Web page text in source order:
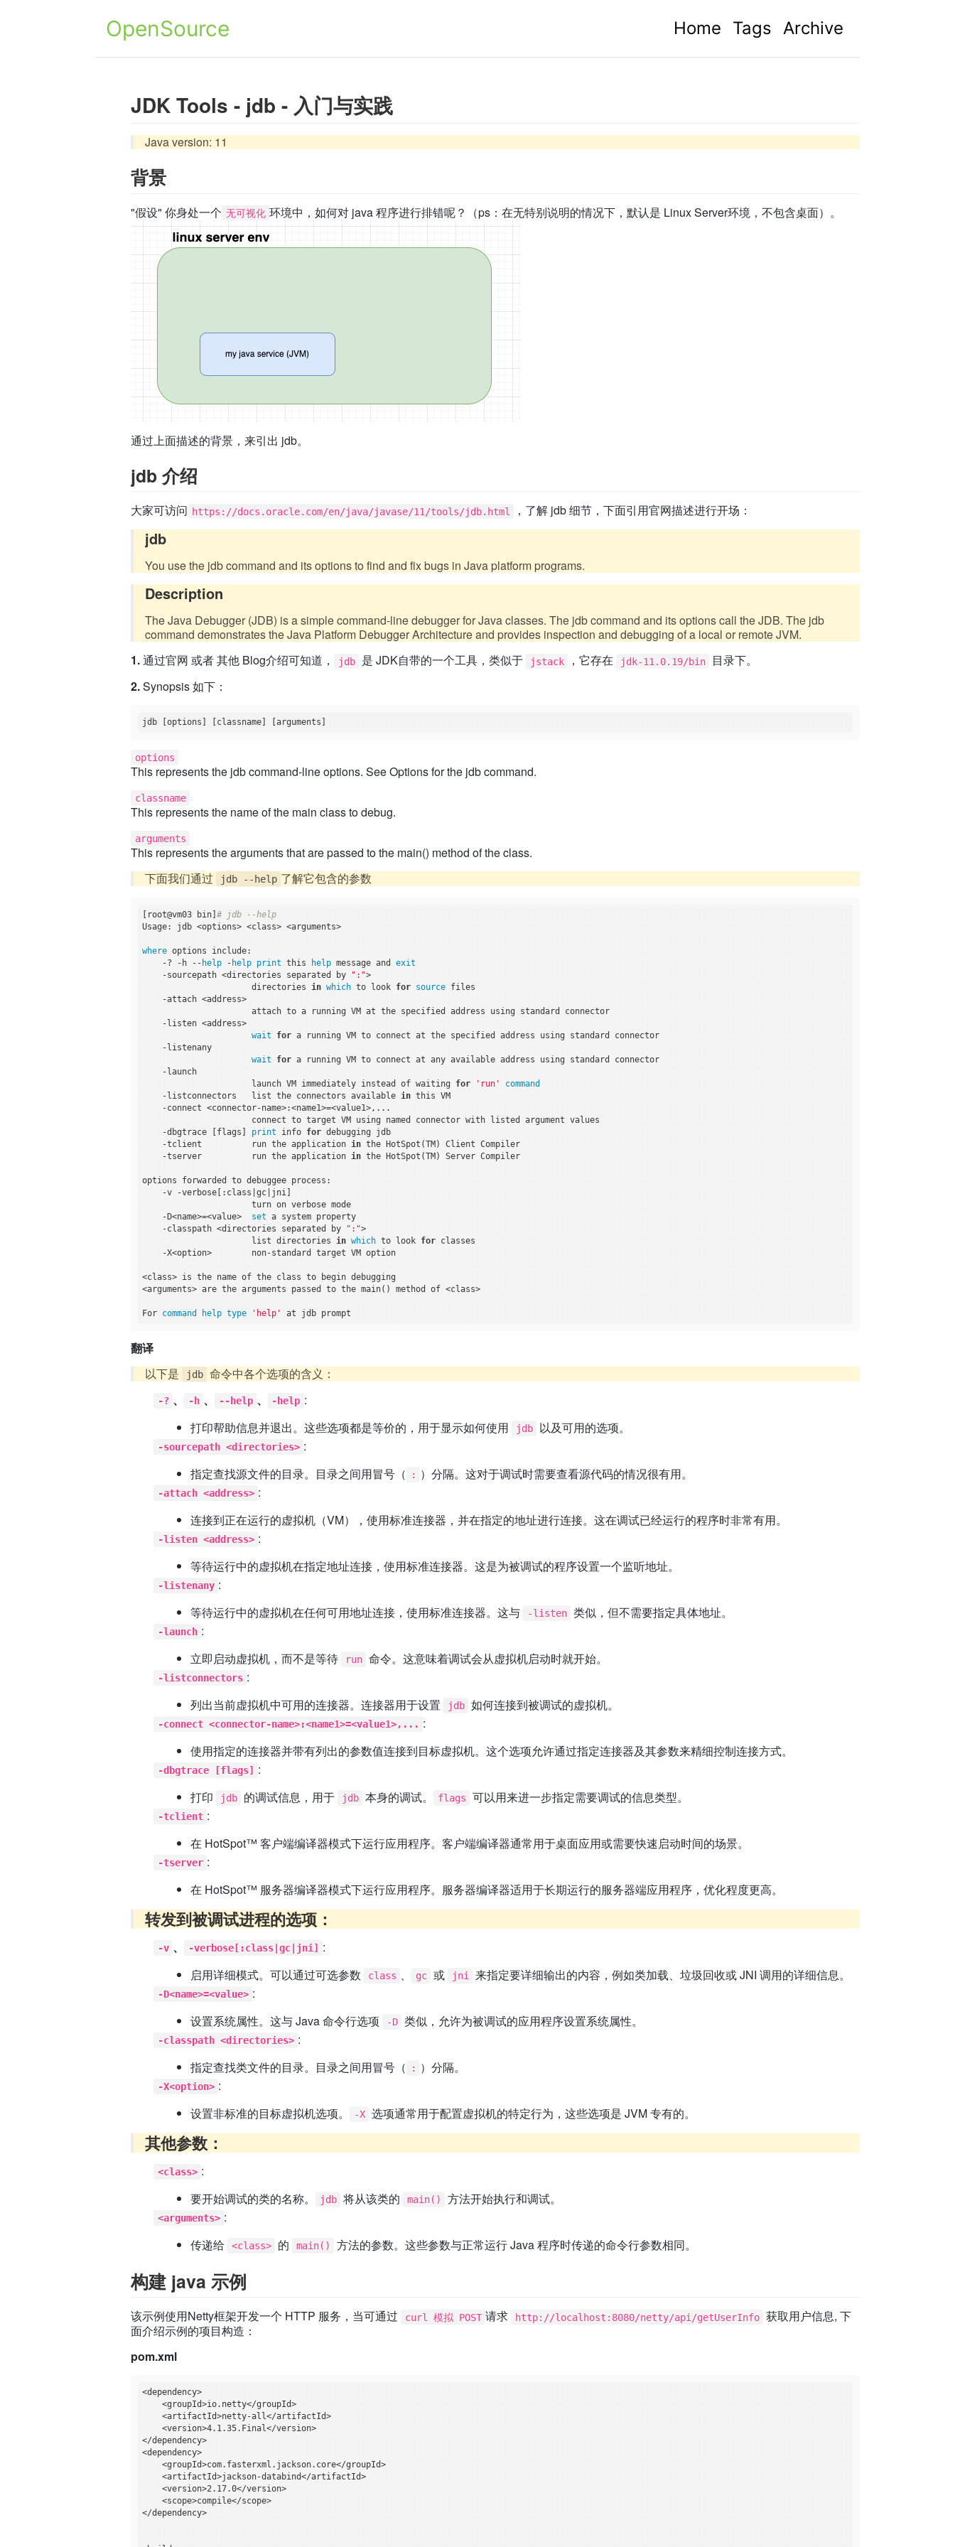
OpenSource Home Tags Archive
JDK Tools - jdb - 入门与实践
Java version: 11
背景
"假设" 你身处一个 无可视化 环境中，如何对 java 程序进行排错呢？（ps：在无特别说明的情况下，默认是 Linux Server环境，不包含桌面）。
通过上面描述的背景，来引出 jdb。
jdb 介绍
大家可访问 https://docs.oracle.com/en/java/javase/11/tools/jdb.html ，了解 jdb 细节，下面引用官网描述进行开场：
jdb
You use the jdb command and its options to find and fix bugs in Java platform programs.
Description
The Java Debugger (JDB) is a simple command-line debugger for Java classes. The jdb command and its options call the JDB. The jdb
command demonstrates the Java Platform Debugger Architecture and provides inspection and debugging of a local or remote JVM.
1.通过官网 或者 其他 Blog介绍可知道， jdb 是 JDK自带的一个工具，类似于 jstack ，它存在 jdk-11.0.19/bin
目录下。
2.Synopsis 如下：
options
This represents the jdb command-line options. See Options for the jdb command.
classname
This represents the name of the main class to debug.
arguments
This represents the arguments that are passed to the main() method of the class.
下面我们通过
jdb --help 了解它包含的参数
[root@vm03 bin]# jdb --help
Usage: jdb <options> <class> <arguments>
where options include:
    -? -h --
help - help print this help message and exit
    -sourcepath <directories separated by
":">
                      directories
in which to look for source files
    -attach <address>
                      attach to a running VM at the specified address using standard connector
    -listen <address>
wait
for a running VM to connect at the specified address using standard connector
    -listenany
wait
for a running VM to connect at any available address using standard connector
    -launch
                      launch VM immediately instead of waiting
for 'run'
command
    -listconnectors   list the connectors available
in this VM
    -connect <connector-name>:<name1>=<value1>,...
                      connect to target VM using named connector with listed argument values
    -dbgtrace [flags]
print info for debugging jdb
    -tclient          run the application
in the HotSpot(TM) Client Compiler
    -tserver          run the application
in the HotSpot(TM) Server Compiler
options forwarded to debuggee process:
    -v -verbose[:class|gc|jni]
                      turn on verbose mode
    -D<name>=<value>
set a system property
    -classpath <directories separated by
":">
                      list directories
in which to look for classes
    -X<option>        non-standard target VM option
<class> is the name of the class to begin debugging
<arguments> are the arguments passed to the main() method of <class>
For command help type 'help'
翻译
以下是
jdb 命令中各个选项的含义：
-? 、 -h 、 --help 、 -help :
打印帮助信息并退出。这些选项都是等价的，用于显示如何使用
jdb 以及可用的选项。
-sourcepath <directories> :
指定查找源文件的目录。目录之间用冒号（
: ）分隔。这对于调试时需要查看源代码的情况很有用。
-attach <address> :
连接到正在运行的虚拟机（VM），使用标准连接器，并在指定的地址进行连接。这在调试已经运行的程序时非常有用。
-listen <address> :
等待运行中的虚拟机在指定地址连接，使用标准连接器。这是为被调试的程序设置一个监听地址。
-listenany :
等待运行中的虚拟机在任何可用地址连接，使用标准连接器。这与
-listen 类似，但不需要指定具体地址。
-launch :
立即启动虚拟机，而不是等待
run 命令。这意味着调试会从虚拟机启动时就开始。
-listconnectors :
列出当前虚拟机中可用的连接器。连接器用于设置
jdb 如何连接到被调试的虚拟机。
-connect <connector-name>:<name1>=<value1>,... :
使用指定的连接器并带有列出的参数值连接到目标虚拟机。这个选项允许通过指定连接器及其参数来精细控制连接方式。
-dbgtrace [flags]
:
打印
jdb 的调试信息，用于 jdb 本身的调试。 flags 可以用来进一步指定需要调试的信息类型。
-tclient :
在 HotSpot™ 客户端编译器模式下运行应用程序。客户端编译器通常用于桌面应用或需要快速启动时间的场景。
-tserver :
在 HotSpot™ 服务器编译器模式下运行应用程序。服务器编译器适用于长期运行的服务器端应用程序，优化程度更高。
转发到被调试进程的选项：
-v 、 -verbose[:class|gc|jni]
:
启用详细模式。可以通过可选参数
class 、 gc 或 jni 来指定要详细输出的内容，例如类加载、垃圾回收或 JNI 调用的详细信息。
-D<name>=<value> :
设置系统属性。这与 Java 命令行选项
-D 类似，允许为被调试的应用程序设置系统属性。
-classpath <directories> :
指定查找类文件的目录。目录之间用冒号（
: ）分隔。
-X<option> :
设置非标准的目标虚拟机选项。
-X 选项通常用于配置虚拟机的特定行为，这些选项是 JVM 专有的。
其他参数：
<class> :
要开始调试的类的名称。
jdb 将从该类的 main() 方法开始执行和调试。
<arguments> :
传递给
<class> 的 main() 方法的参数。这些参数与正常运行 Java 程序时传递的命令行参数相同。
构建 java 示例
该示例使用Netty框架开发一个 HTTP 服务，当可通过 curl 模拟 POST 请求 http://localhost:8080/netty/api/getUserInfo 获取用户信息, 下
面介绍示例的项目构造：
pom.xml
<dependency>
    <groupId>io.netty</groupId>
    <artifactId>netty-all</artifactId>
    <version>4.1.35.Final</version>
</dependency>
<dependency>
    <groupId>com.fasterxml.jackson.core</groupId>
    <artifactId>jackson-databind</artifactId>
    <version>2.17.0</version>
    <scope>compile</scope>
</dependency>